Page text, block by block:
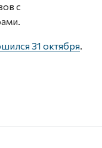
с
31 октября.